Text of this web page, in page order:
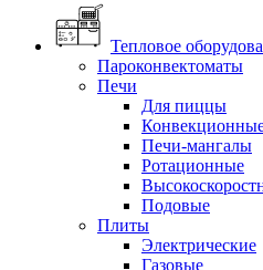
Тепловое
Пароконвектоматы
Печи
Для пиццы
Печи-мангалы
Ротационные
Подовые
Плиты
Электрические
Газовые